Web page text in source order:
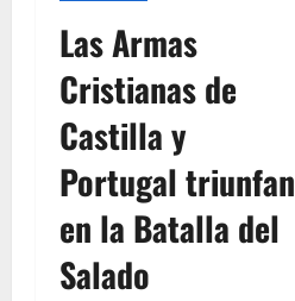
Las Armas
Cristianas de
Castilla y
Portugal triunfan
en la Batalla del
Salado